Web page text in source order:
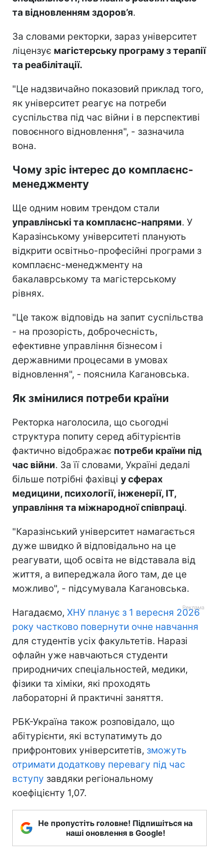
та відновленням здоров’я.
За словами ректорки, зараз університет
ліцензує магістерську програму з терапії
та реабілітації.
"Це надзвичайно показовий приклад того,
як університет реагує на потреби
суспільства під час війни і в перспективі
повоєнного відновлення", - зазначила
вона.
Чому зріс інтерес до комплаєнс-
менеджменту
Ще одним новим трендом стали
управлінські та комплаєнс-напрями. У
Каразінському університеті планують
відкрити освітньо-професійні програми з
комплаєнс-менеджменту на
бакалаврському та магістерському
рівнях.
"Це також відповідь на запит суспільства
- на прозорість, доброчесність,
ефективне управління бізнесом і
державними процесами в умовах
відновлення", - пояснила Кагановська.
Як змінилися потреби країни
Ректорка наголосила, що сьогодні
структура попиту серед абітурієнтів
фактично відображає потреби країни під
час війни. За її словами, Україні дедалі
більше потрібні фахівці у сферах
медицини, психології, інженерії, ІТ,
управління та міжнародної співпраці.
"Каразінський університет намагається
дуже швидко й відповідально на це
реагувати, щоб освіта не відставала від
життя, а випереджала його там, де це
можливо", - підсумувала Кагановська.
Нагадаємо, ХНУ планує з 1 вересня 2026
року частково повернути очне навчання
для студентів усіх факультетів. Наразі
офлайн уже навчаються студенти
природничих спеціальностей, медики,
фізики та хіміки, які проходять
лабораторні й практичні заняття.
РБК-Україна також розповідало, що
абітурієнти, які вступатимуть до
прифронтових університетів, зможуть
отримати додаткову перевагу під час
вступу завдяки регіональному
коефіцієнту 1,07.
Не пропустіть головне! Підпишіться на
наші оновлення в Google!